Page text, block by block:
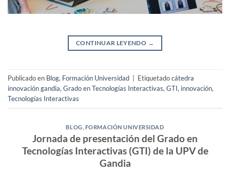
CONTINUAR LEYENDO →
Publicado en Blog, Formación Universidad Etiquetadocátedra
innovación gandia, Grado en Tecnologías Interactivas, GTI, innovación,
Tecnologías Interactivas
BLOG FORMACIÓN UNIVERSIDAD
Jornada de presentación del Grado en
Tecnologías Interactivas (GTI) de la UPV de
Gandia